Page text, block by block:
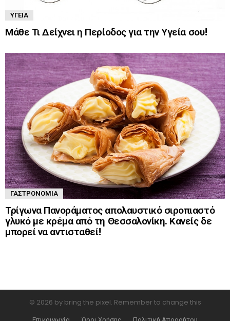
ΥΓΕΊΑ
Μάθε Τι Δείχνει η Περίοδος για την Υγεία σου!
ΓΑΣΤΡΟΝΟΜΊΑ
Τρίγωνα Πανοράματος απολαυστικό σιροπιαστό
γλυκό με κρέμα από τη Θεσσαλονίκη. Κανείς δε
μπορεί να αντισταθεί!
© 2026 by bring the pixel. Remember to change this